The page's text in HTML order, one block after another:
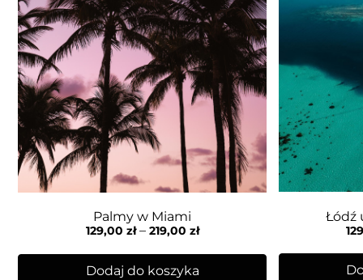
Palmy w Miami
129,00 zł– 219,00 zł
Dodaj do koszyka
Łódź